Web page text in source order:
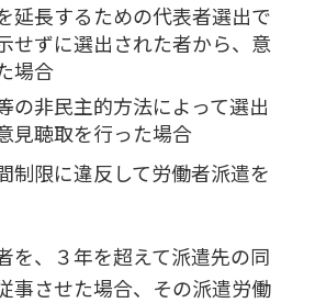
延長するための代表者選出で
せずに選出された者から、意
場合
の非民主的方法によって選出
見聴取を行った場合
限に違反して労働者派遣を
を、３年を超えて派遣先の同
事させた場合、その派遣労働